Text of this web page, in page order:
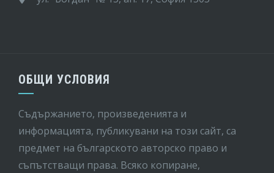
ОБЩИ УСЛОВИЯ
Съдържанието, произведенията и
информацията, публикувани на този сайт, са
предмет на бългaрското авторско право и
съпътстващи права. Всяко копиране,